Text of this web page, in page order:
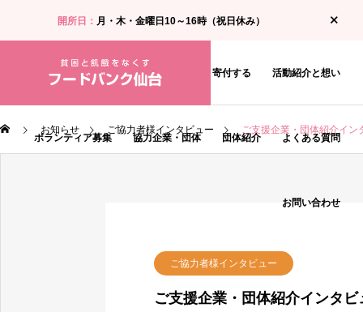
開所日： 月・木・金曜日10～16時（祝日休み）
お知らせ 食料支援・相談を受ける 寄付する 活動紹介と想い
ボランティア募集 協力企業・団体 団体紹介 よくある質問
お問い合わせ
お知らせ ご協力者様インタビュー ご支援企業・団体紹介イン
ご協力者様インタビュー
ご支援企業・団体紹介インタ